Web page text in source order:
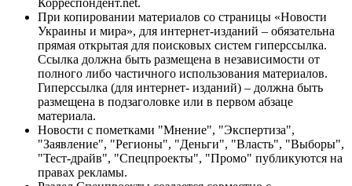
Корреспондент.net.
При копировании материалов со страницы «Новости
Украины и мира», для интернет-изданий – обязательна
прямая открытая для поисковых систем гиперссылка.
Ссылка должна быть размещена в независимости от
полного либо частичного использования материалов.
Гиперссылка (для интернет- изданий) – должна быть
размещена в подзаголовке или в первом абзаце
материала.
Новости с пометками "Мнение", "Экспертиза",
"Заявление", "Регионы", "Деньги", "Власть", "Выборы",
"Тест-драйв", "Спецпроекты", "Промо" публикуются на
правах рекламы.